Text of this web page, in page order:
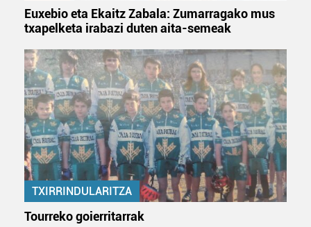
Euxebio eta Ekaitz Zabala: Zumarragako mus
txapelketa irabazi duten aita-semeak
TXIRRINDULARITZA
Tourreko goierritarrak